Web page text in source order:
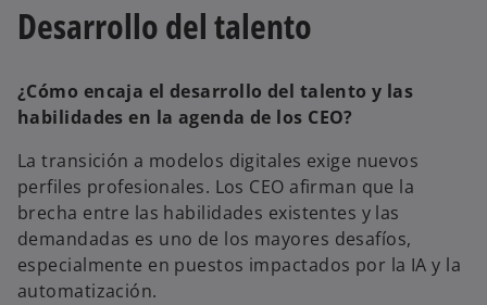
Desarrollo del talento
¿Cómo encaja el desarrollo del talento y las
habilidades en la agenda de los CEO?
La transición a modelos digitales exige nuevos
perfiles profesionales. Los CEO afirman que la
brecha entre las habilidades existentes y las
demandadas es uno de los mayores desafíos,
especialmente en puestos impactados por la IA y la
automatización.